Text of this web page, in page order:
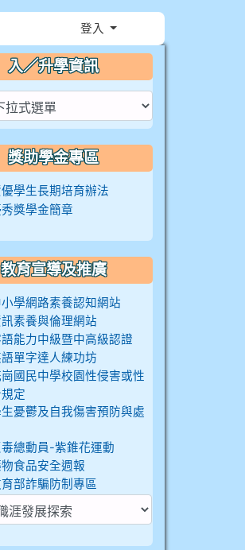
登入
入／升學資訊
獎助學金專區
學生長期培育辦法
獎學金簡章
教育宣導及推廣
學網路素養認知網站
素養與倫理網站
能力中級暨中高級認證
單字達人練功坊
國民中學校園性侵害或性
定
憂鬱及自我傷害預防與處
毒總動員-紫錐花運動
食品安全週報
部詐騙防制專區